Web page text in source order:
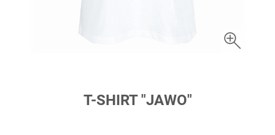
T-SHIRT "JAWO"